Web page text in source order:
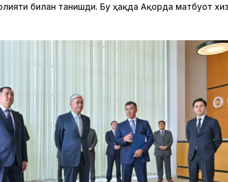
билан танишди. Бу ҳақда Ақорда матбуот